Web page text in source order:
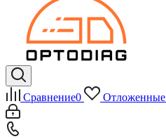
Сравнение0 Отложенные